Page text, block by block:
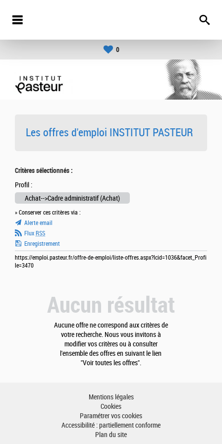
0
Les offres d'emploi INSTITUT PASTEUR
Critères sélectionnés :
Profil :
Achat-->Cadre administratif (Achat)
» Conserver ces critères via :
Alerte email
Flux RSS
Enregistrement
https://emploi.pasteur.fr/offre-de-emploi/liste-offres.aspx?lcid=1036&facet_Profi
le=3470
Aucun résultat
Aucune offre ne correspond aux critères de
votre recherche. Nous vous invitons à
modifier vos critères ou à consulter
l'ensemble des offres en suivant le lien
"Voir toutes les offres".
Mentions légales
Cookies
Paramétrer vos cookies
Accessibilité : partiellement conforme
Plan du site